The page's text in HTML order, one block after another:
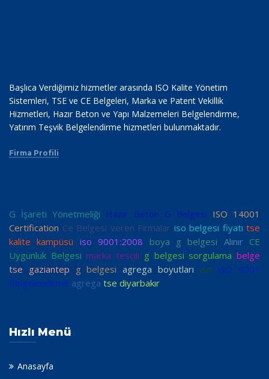
Başlıca Verdiğimiz hizmetler arasında ISO Kalite Yönetim
Sistemleri, TSE ve CE Belgeleri, Marka ve Patent Vekillik
Hizmetleri, Hazır Beton ve Yapı Malzemeleri Belgelendirme,
Yatırım Teşvik Belgelendirme hizmetleri bulunmaktadır.
Firma Profili
G İşareti Yönetmeliği Hazır Beton G Belgesi ISO 14001
Certification Ce Belgesi veren Firmalar iso belgesi fiyatı tse
kalite kampüsü iso 9001:2008 boya g belgesi Alınır CE
Uygunluk Belgesi marka tescili g belgesi sorgulama belge
tse gaziantep g belgesi agrega boyutları iso ISO 9001
Belgelendirme agrega tse diyarbakır
Hızlı Menü
Anasayfa